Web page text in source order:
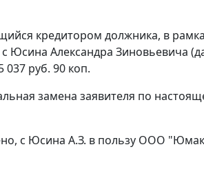
кредитором должника, в
Юсина Александра Зиновьевича
руб. 90 коп.
замена заявителя по
с Юсина А.З. в пользу ООО